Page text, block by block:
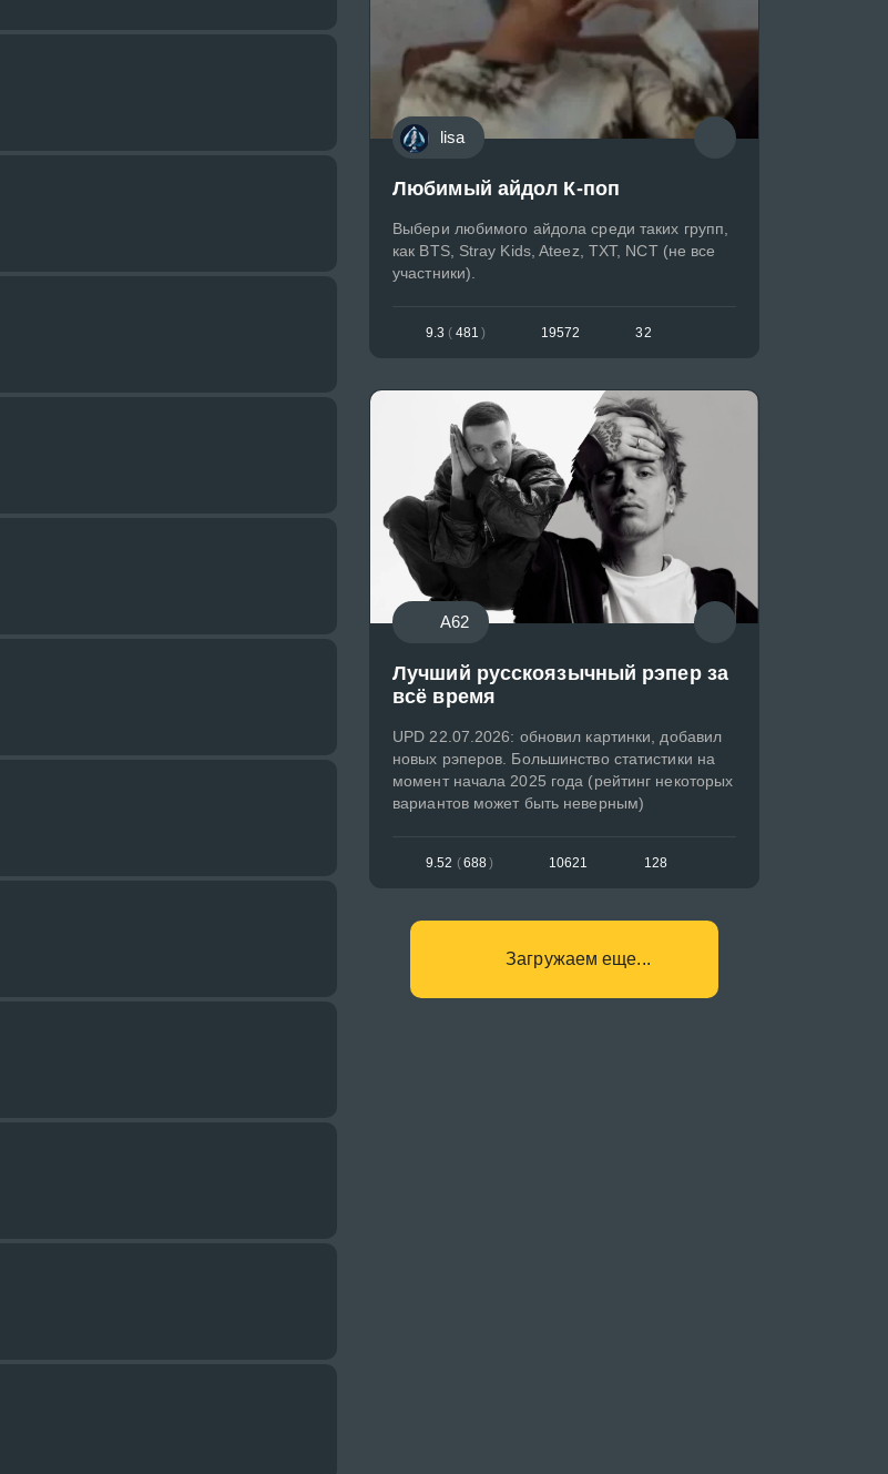
lisa
Любимый айдол К-поп
Выбери любимого айдола среди таких групп,
как BTS, Stray Kids, Ateez, TXT, NCT (не все
участники).
9.3 ( 481 ) 19572 32
A62
Лучший русскоязычный рэпер за
всё время
UPD 22.07.2026: обновил картинки, добавил
новых рэперов. Большинство статистики на
момент начала 2025 года (рейтинг некоторых
вариантов может быть неверным)
9.52 (688) 10621 128
Загружаем еще...